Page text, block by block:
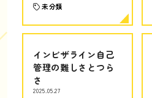
未分類
インビザライン自己
管理の難しさとつら
さ
2025.05.27